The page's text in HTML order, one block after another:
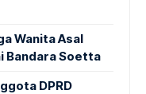
Wanita Asal
Bandara Soetta
DPRD